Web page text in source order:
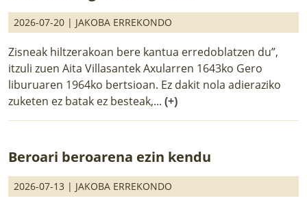
2026-07-20 | JAKOBA ERREKONDO
Zisneak hiltzerakoan bere kantua erredoblatzen du”,
itzuli zuen Aita Villasantek Axularren 1643ko Gero
liburuaren 1964ko bertsioan. Ez dakit nola adieraziko
zuketen ez batak ez besteak,... (+)
Beroari beroarena ezin kendu
2026-07-13 | JAKOBA ERREKONDO